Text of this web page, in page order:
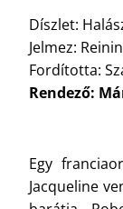
Díszlet:
Jelmez:
Fordította:
Rendező:
Egy
Jacqueline